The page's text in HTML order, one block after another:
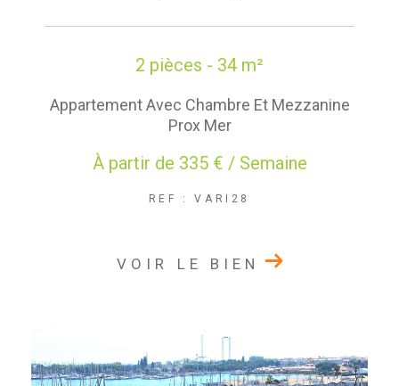
2 pièces - 34 m²
Appartement Avec Chambre Et Mezzanine
Prox Mer
À partir de 335 € / Semaine
REF : VARI28
VOIR LE BIEN